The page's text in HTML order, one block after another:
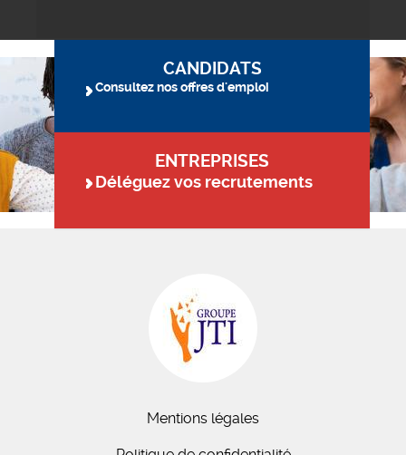
CANDIDATS
Consultez nos offres d'emploi
ENTREPRISES
Déléguez vos recrutements
Mentions légales